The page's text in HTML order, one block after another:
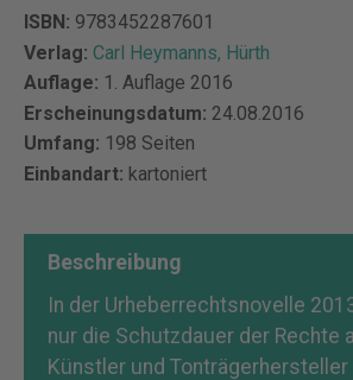
ISBN: 9783452287601
Verlag: Carl Heymanns, Hürth
Auflage: 1. Auflage 2016
Erscheinungsdatum: 24.08.2016
Umfang: 198 Seiten
Einbandart: kartoniert
Beschreibung
In der Urheberrechtsnovelle
nur die Schutzdauer der Rechte
Künstler und Tonträgerhersteller